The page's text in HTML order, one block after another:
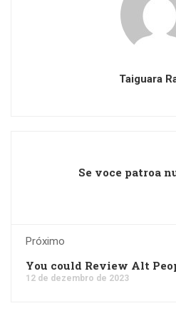
Taiguara
Se voce patroa
Próximo
You could Review Alt
12 de dezembro de 2023